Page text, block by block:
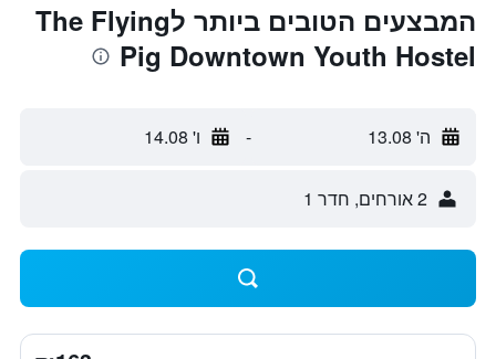
המבצעים הטובים ביותר לThe Flying
Pig Downtown Youth Hostel
ה' 13.08 - ו' 14.08
2 אורחים, חדר 1